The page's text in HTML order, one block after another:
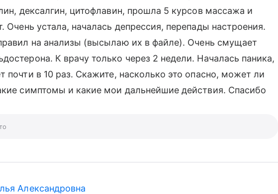
дексалгин, цитофлавин, прошла 5 курсов массажа и
Очень устала, началась депрессия, перепады настроения.
на анализы (высылаю их в файле). Очень смущает
К врачу только через 2 недели. Началась паника,
почти в 10 раз. Скажите, насколько это опасно, может ли
симптомы и какие мои дальнейшие действия. Спасибо
Александровна